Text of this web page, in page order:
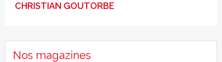
CHRISTIAN GOUTORBE
Nos magazines